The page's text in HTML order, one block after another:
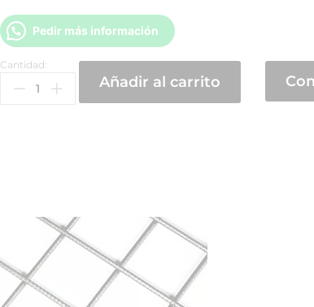
Pedir más información
Cantidad:
Añadir al carrito